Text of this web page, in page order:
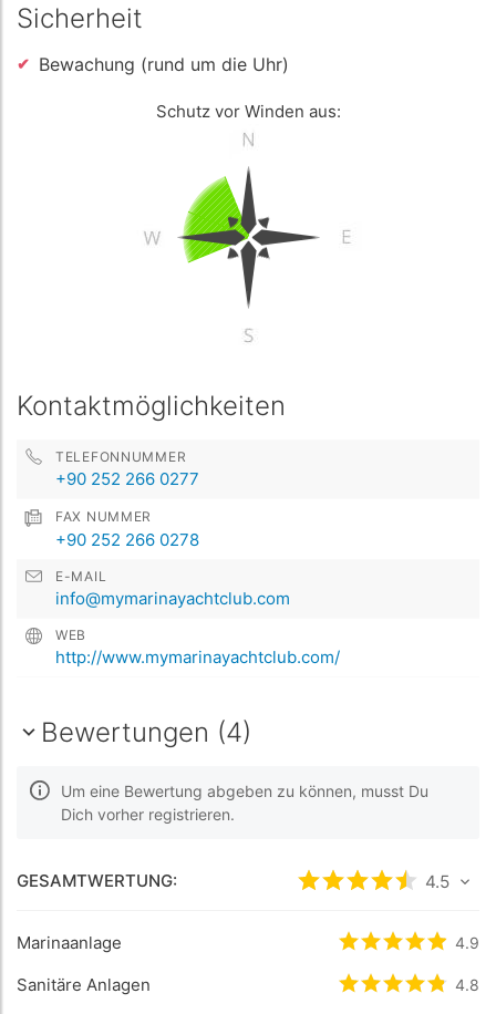
Sicherheit
Bewachung (rund um die Uhr)
Schutz vor Winden aus:
Kontaktmöglichkeiten
TELEFONNUMMER
+90 252 266 0277
FAX NUMMER
+90 252 266 0278
E-MAIL
info@mymarinayachtclub.com
WEB
http://www.mymarinayachtclub.com/
Bewertungen (4)
Um eine Bewertung abgeben zu können, musst Du
Dich vorher registrieren.
GESAMTWERTUNG: bewertet4.5/5
4.5
Marinaanlage bewertet4.9/
4.9
Sanitäre Anlagen bewertet4.8/
4.8